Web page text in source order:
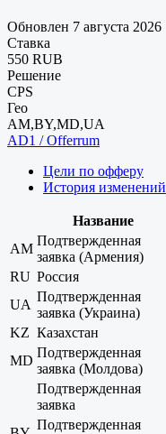
Обновлен 7 августа 2026
Ставка
550 RUB
Решение
CPS
Гео
AM,BY,MD,UA
AD1 / Offerrum
Цели по офферу
История изменений
Название
AM
Подтвержденная
заявка (Армения)
RU Россия
UA
Подтвержденная
заявка (Украина)
KZ Казахстан
MD
Подтвержденная
заявка (Молдова)
Подтвержденная
заявка
Подтвержденная